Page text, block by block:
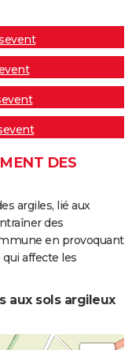
DES
argiles, lié aux
des
en provoquant
affecte les
aux sols argileux